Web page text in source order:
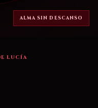
ALMA SIN DESCANSO
LUCÍA